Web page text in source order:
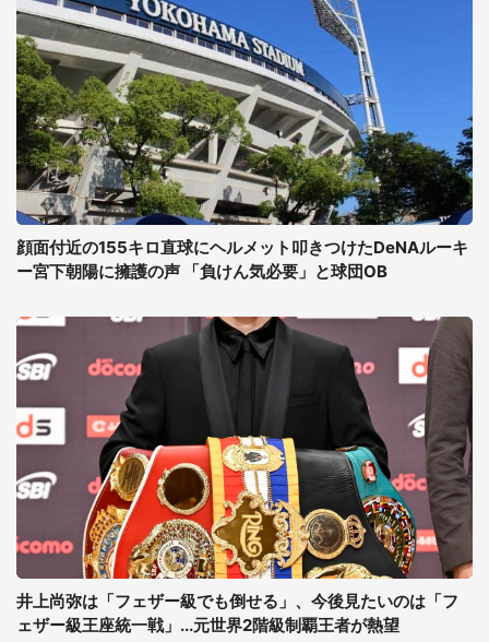
顔面付近の155キロ直球にヘルメット叩きつけたDeNAルーキ
ー宮下朝陽に擁護の声 「負けん気必要」と球団OB
井上尚弥は「フェザー級でも倒せる」、今後見たいのは「フ
ェザー級王座統一戦」...元世界2階級制覇王者が熱望